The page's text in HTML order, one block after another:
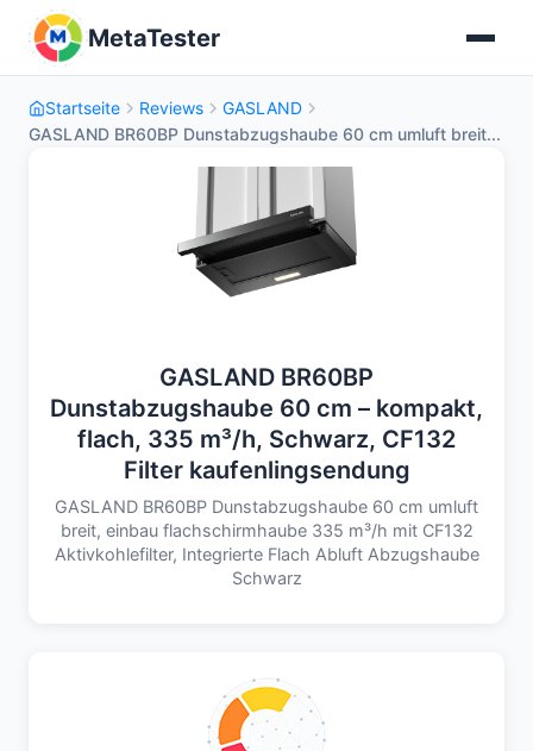
MetaTester
Startseite Reviews
GASLAND
GASLAND BR60BP Dunstabzugshaube 60 cm umluft breit...
GASLAND BR60BP
Dunstabzugshaube 60 cm – kompakt,
flach, 335 m³/h, Schwarz, CF132
Filter kaufenlingsendung
GASLAND BR60BP Dunstabzugshaube 60 cm umluft
breit, einbau flachschirmhaube 335 m³/h mit CF132
Aktivkohlefilter, Integrierte Flach Abluft Abzugshaube
Schwarz